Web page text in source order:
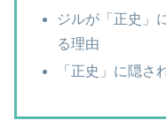
ジルが「正史」
る理由
「正史」に隠さ